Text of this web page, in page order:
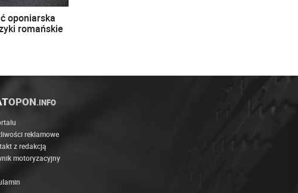
oponiarska
romańskie
OPON.INFO
reklamowe
z redakcją
motoryzacyjny